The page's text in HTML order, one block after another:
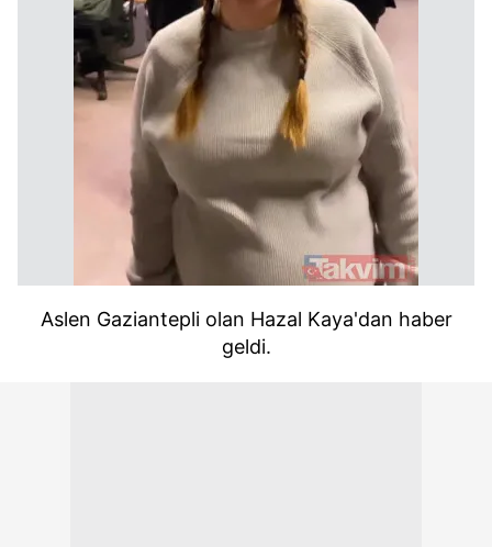
Aslen Gaziantepli olan Hazal Kaya'dan haber
geldi.